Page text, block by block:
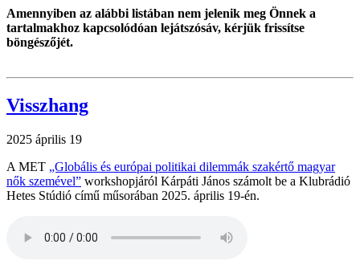
Amennyiben az alábbi listában nem jelenik meg Önnek a
tartalmakhoz kapcsolódóan lejátszósáv, kérjük frissítse
böngészőjét.
Visszhang
2025 április 19
A MET „Globális és európai politikai dilemmák szakértő magyar
nők szemével” workshopjáról Kárpáti János számolt be a Klubrádió
Hetes Stúdió című műsorában 2025. április 19-én.